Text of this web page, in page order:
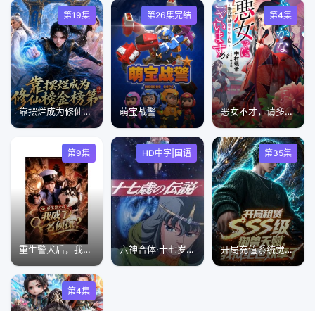
第19集
靠摆烂成为修仙界金榜第一
第26集完结
萌宝战警
第4集
恶女不才，请多关照.～雏宫蝶鼠换身传
第9集
重生警犬后，我成了名侦探？
HD中字|国语
六神合体·十七岁的传说
第35集
开局充值系统觉醒SSS级领主 动态漫画
第4集